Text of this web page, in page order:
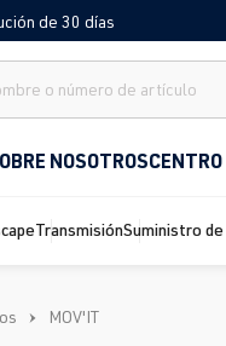
de 30 días
NOSOTROS
TransmisiónSuministro
MOV'IT